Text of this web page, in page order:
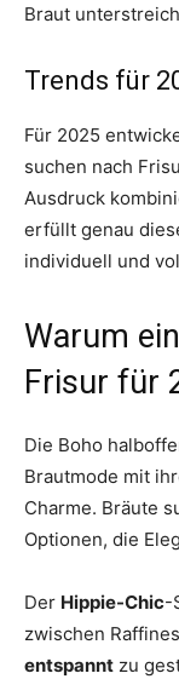
Braut
Trends für
Für 2025
suchen nach
Ausdruck
erfüllt genau
individuell und
Warum
Frisur für
Die Boho
Brautmode mit
Charme. Bräute
Optionen, die
Der Hippie-Chic-
zwischen
entspannt zu